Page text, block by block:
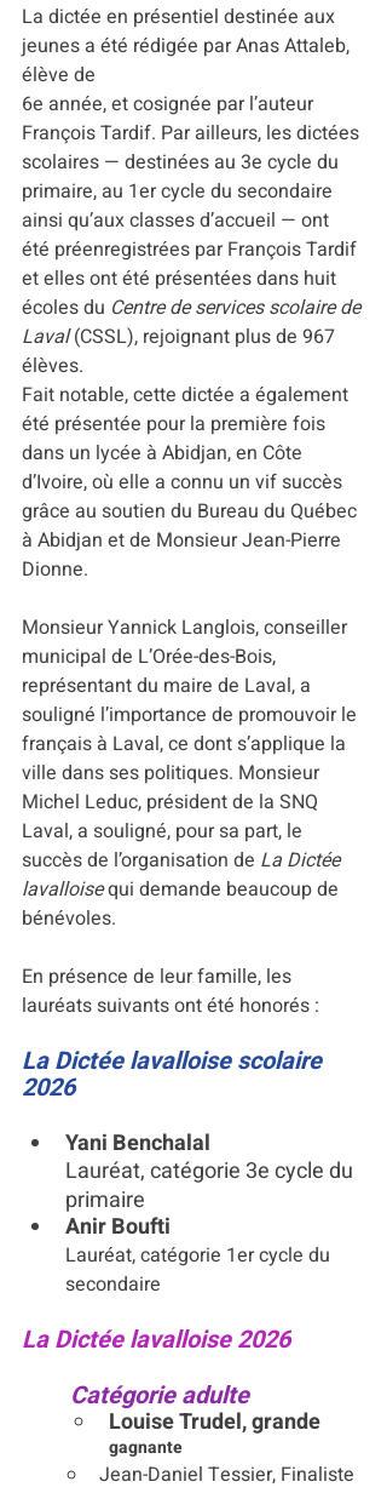
La dictée en présentiel destinée aux
jeunes a été rédigée par Anas Attaleb,
élève de
6e année, et cosignée par l’auteur
François Tardif. Par ailleurs, les dictées
scolaires — destinées au 3e cycle du
primaire, au 1er cycle du secondaire
ainsi qu’aux classes d’accueil — ont
été préenregistrées par François Tardif
et elles ont été présentées dans huit
écoles du Centre de services scolaire de
Laval (CSSL), rejoignant plus de 967
élèves.
Fait notable, cette dictée a également
été présentée pour la première fois
dans un lycée à Abidjan, en Côte
d’Ivoire, où elle a connu un vif succès
grâce au soutien du Bureau du Québec
à Abidjan et de Monsieur Jean-Pierre
Dionne.
Monsieur Yannick Langlois, conseiller
municipal de L’Orée-des-Bois,
représentant du maire de Laval, a
souligné l’importance de promouvoir le
français à Laval, ce dont s’applique la
ville dans ses politiques. Monsieur
Michel Leduc, président de la SNQ
Laval, a souligné, pour sa part, le
succès de l’organisation de La Dictée
lavalloise qui demande beaucoup de
bénévoles.
En présence de leur famille, les
lauréats suivants ont été honorés :
La Dictée lavalloise scolaire
2026
Yani Benchalal
Lauréat, catégorie 3e cycle du
primaire
Anir Boufti
Lauréat, catégorie 1er cycle du
secondaire
La Dictée lavalloise 2026
	Catégorie adulte
Louise Trudel, grande
gagnante
Jean-Daniel Tessier, Finaliste